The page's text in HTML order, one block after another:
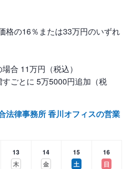
格の16％または33万円のいずれ
合 11万円（税込）
ごとに 5万5000円追加（税
法律事務所 香川オフィスの営業
13
木
14
金
15
土
16
日